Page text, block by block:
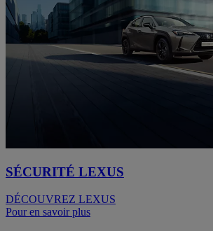
SÉCURITÉ LEXUS
DÉCOUVREZ LEXUS
Pour en savoir plus